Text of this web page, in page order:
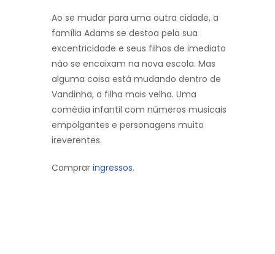
Ao se mudar para uma outra cidade, a
família Adams se destoa pela sua
excentricidade e seus filhos de imediato
não se encaixam na nova escola. Mas
alguma coisa está mudando dentro de
Vandinha, a filha mais velha. Uma
comédia infantil com números musicais
empolgantes e personagens muito
ireverentes.
Comprar ingressos.